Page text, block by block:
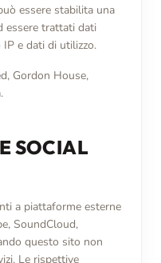
essere stabilita una
essere trattati dati
e dati di utilizzo.
Gordon House,
SOCIAL
a piattaforme esterne
SoundCloud,
questo sito non
Le rispettive